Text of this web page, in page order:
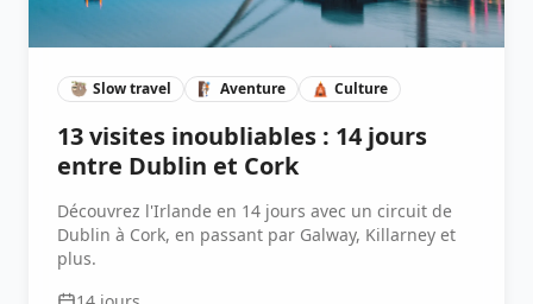
🦥 Slow travel 🧗🏽 Aventure 🛕 Culture
13 visites inoubliables : 14 jours
entre Dublin et Cork
Découvrez l'Irlande en 14 jours avec un circuit de
Dublin à Cork, en passant par Galway, Killarney et
plus.